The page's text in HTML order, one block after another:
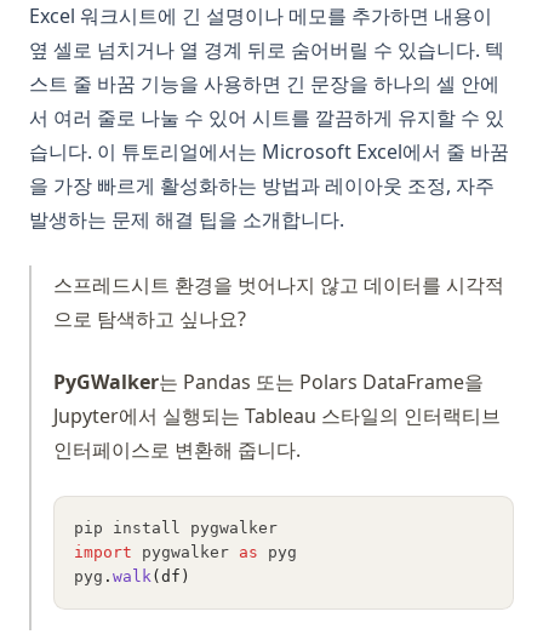
Excel 워크시트에 긴 설명이나 메모를 추가하면 내용이
옆 셀로 넘치거나 열 경계 뒤로 숨어버릴 수 있습니다. 텍
스트 줄 바꿈 기능을 사용하면 긴 문장을 하나의 셀 안에
서 여러 줄로 나눌 수 있어 시트를 깔끔하게 유지할 수 있
습니다. 이 튜토리얼에서는 Microsoft Excel에서 줄 바꿈
을 가장 빠르게 활성화하는 방법과 레이아웃 조정, 자주
발생하는 문제 해결 팁을 소개합니다.
스프레드시트 환경을 벗어나지 않고 데이터를 시각적
으로 탐색하고 싶나요?
PyGWalker는 Pandas 또는 Polars DataFrame을
Jupyter에서 실행되는 Tableau 스타일의 인터랙티브
인터페이스로 변환해 줍니다.
pip install pygwalker
import pygwalker as pyg
pyg . walk (df)